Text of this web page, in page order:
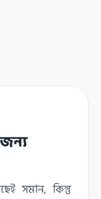
সমান, কিন্তু